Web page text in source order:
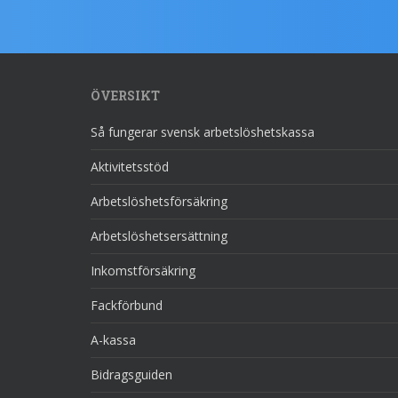
ÖVERSIKT
Så fungerar svensk arbetslöshetskassa
Aktivitetsstöd
Arbetslöshetsförsäkring
Arbetslöshetsersättning
Inkomstförsäkring
Fackförbund
A-kassa
Bidragsguiden